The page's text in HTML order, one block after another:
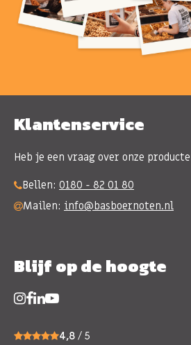
Klantenservice
Heb je een vraag over onze
Bellen: 0180 - 82 01 80
Mailen: info@basboernoten.nl
Blijf op de hoogte
4,8 / 5